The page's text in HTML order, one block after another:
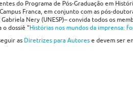
do Programa de Pós-Graduação em
Campus Franca, em conjunto com as pós-
Gabriela Nery (UNESP)– convida todos os
o dossiê "Histórias nos mundos da imprensa:
as Diretrizes para Autorese devem ser